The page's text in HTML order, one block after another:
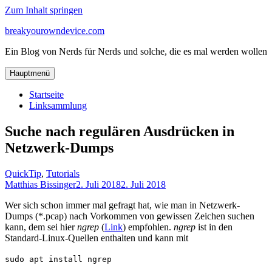
Zum Inhalt springen
breakyourowndevice.com
Ein Blog von Nerds für Nerds und solche, die es mal werden wollen
Hauptmenü
Startseite
Linksammlung
Suche nach regulären Ausdrücken in
Netzwerk-Dumps
QuickTip, Tutorials
Matthias Bissinger2. Juli 20182. Juli 2018
Wer sich schon immer mal gefragt hat, wie man in Netzwerk-
Dumps (*.pcap) nach Vorkommen von gewissen Zeichen suchen
kann, dem sei hierngrep (Link) empfohlen. ngrep ist in den
Standard-Linux-Quellen enthalten und kann mit
sudo apt install ngrep